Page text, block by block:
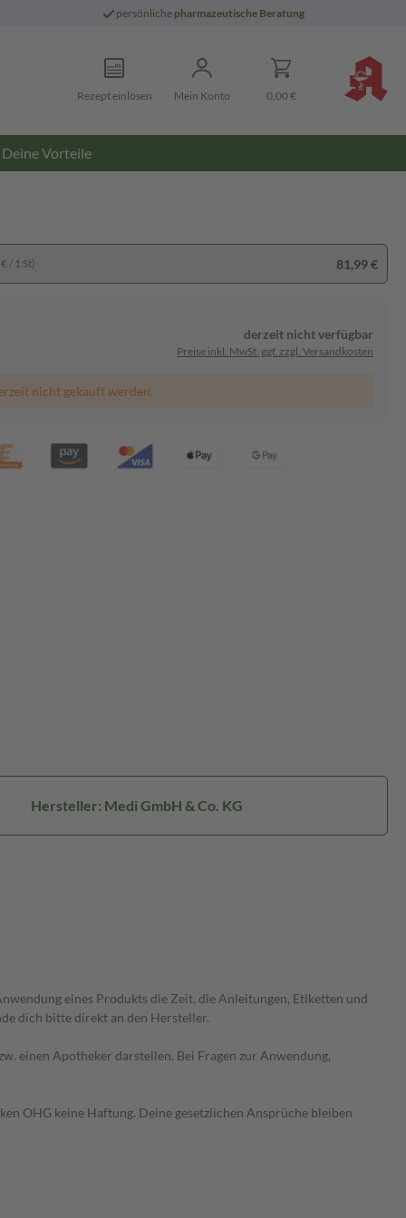
persönliche pharmazeutische Beratung
Rezept einlösen Mein Konto 0,00 €
Deine Vorteile
/ 1 St) 81,99 €
derzeit nicht verfügbar
Preise inkl. MwSt. ggf. zzgl. Versandkosten
nicht gekauft werden.
Hersteller: Medi GmbH & Co. KG
eines Produkts die Zeit, die Anleitungen, Etiketten und
dich bitte direkt an den Hersteller.
einen Apotheker darstellen. Bei Fragen zur Anwendung,
OHG keine Haftung. Deine gesetzlichen Ansprüche bleiben